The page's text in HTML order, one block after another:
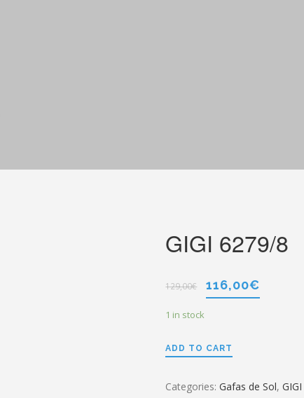
GIGI 6279/8
129,00€ 116,00€
1 in stock
ADD TO CART
Categories:Gafas de Sol,GIGI